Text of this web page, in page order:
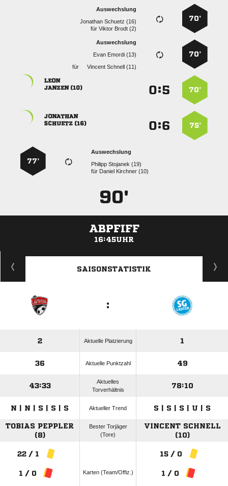
70’
Auswechslung
  
für  
70’
Auswechslung
  
für
  
70’
:

 
75’
:

 
Auswechslung
  
für   
77’
90'
ABPFIFF
16:45UHR
ANZEIGE
SAISONSTATISTIK
:
2 Aktuelle Platzierung 1
36 Aktuelle Punktzahl 49
43:33
Aktuelles
Torverhältnis
78:10
N | N | S | S | S Aktueller Trend S | S | S | U | S
TOBIAS PEPPLER
(8)
Bester Torjäger
(Tore)
VINCENT SCHNELL
(10)
22 / 1
1 / 0 Karten (Team/Offiz.)
15 / 0
1 / 0